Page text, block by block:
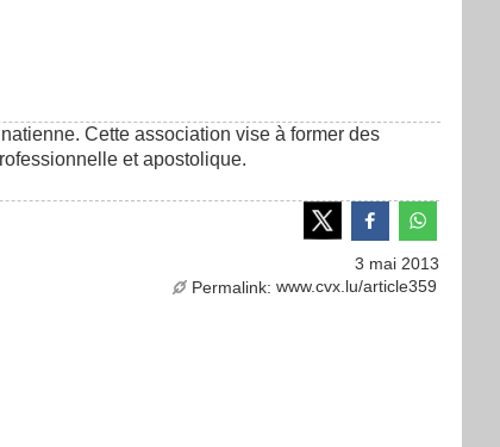
Cette association vise à former des
et apostolique.
3 mai 2013
Permalink:www.cvx.lu/article359